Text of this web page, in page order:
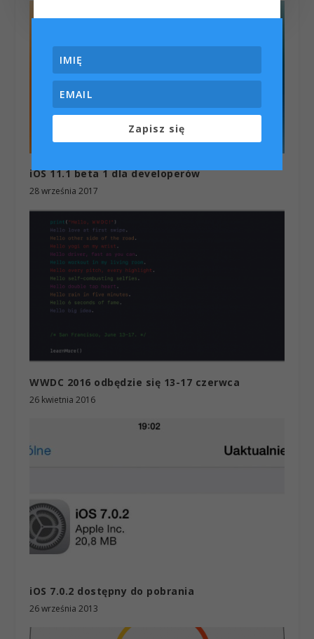
iOS 11.1 beta 1 dla developerów
28 września 2017
WWDC 2016 odbędzie się 13-17 czerwca
26 kwietnia 2016
iOS 7.0.2 dostępny do pobrania
26 września 2013
Zapisz się